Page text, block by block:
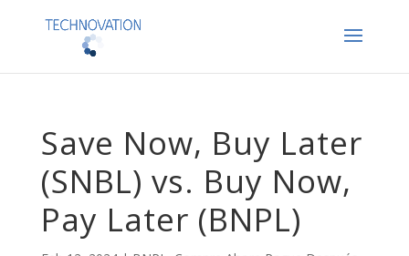
Save Now, Buy Later
(SNBL) vs. Buy Now,
Pay Later (BNPL)